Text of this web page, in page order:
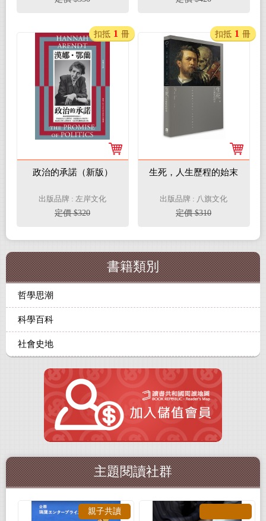
政治的承諾（新版）
出版品牌 : 左岸文化
定價 $320
扣抵 1 冊
生死，人生歷程的始末
出版品牌 : 八旗文化
定價 $310
扣抵 1 冊
書籍類別
哲學思潮
科學百科
社會史地
主題閱讀社群
親子共讀